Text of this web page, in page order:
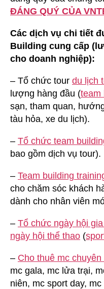
ĐÁNG QUÝ CỦA
Các dịch vụ chi tiết
Building cung cấp
cho doanh nghiệp):
– Tổ chức tour du lịch
lượng hàng đầu (team
sạn, tham quan,
tàu hỏa, xe du lịch).
– Tổ chức team
bao gồm dịch vụ tour).
– Team building
cho chăm sóc khách
dành cho nhân viên
– Tổ chức ngày hội
ngày hội thể thao (
– Cho thuê mc chuyên
mc gala, mc lửa trại,
niên, mc sport day,